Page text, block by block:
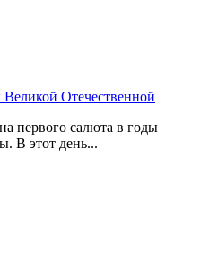
Великой Отечественной
первого салюта в годы
В этот день...